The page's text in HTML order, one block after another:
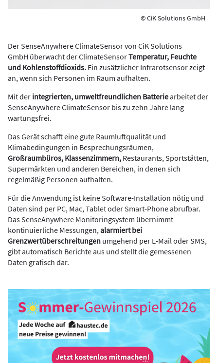
© CiK Solutions GmbH
Der SenseAnywhere ClimateSensor von CiK Solutions
GmbH überwacht der ClimateSensorTemperatur, Feuchte
und Kohlenstoffdioxids. Ein zusätzlicher Infrarotsensor zeigt
an, wenn sich Personen im Raum aufhalten.
Mit der integrierten, umweltfreundlichen Batteriearbeitet der
SenseAnywhere ClimateSensor bis zu zehn Jahre lang
wartungsfrei.
Das Gerät schafft eine gute Raumluftqualität und
Klimabedingungen in Besprechungsräumen,
Großraumbüros, Klassenzimmern, Restaurants, Sportstätten,
Supermärkten und anderen Bereichen, in denen sich
regelmäßig Personen aufhalten.
Für die Anwendung ist keine Software-Installation nötig und
Daten sind per PC, Mac, Tablet oder Smart-Phone abrufbar.
Das SenseAnywhere Monitoringsystem übernimmt
kontinuierliche Messungen,alarmiert bei
Grenzwertüberschreitungen umgehend per E-Mail oder SMS,
gibt automatisch Berichte aus und stellt die gemessenen
Daten grafisch dar.